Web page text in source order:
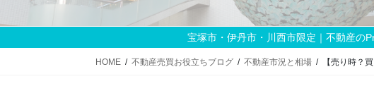
宝塚市・伊丹市・川西市限定｜不動産の
HOME 不動産売買お役立ちブログ 不動産市況と相場 【売り時？